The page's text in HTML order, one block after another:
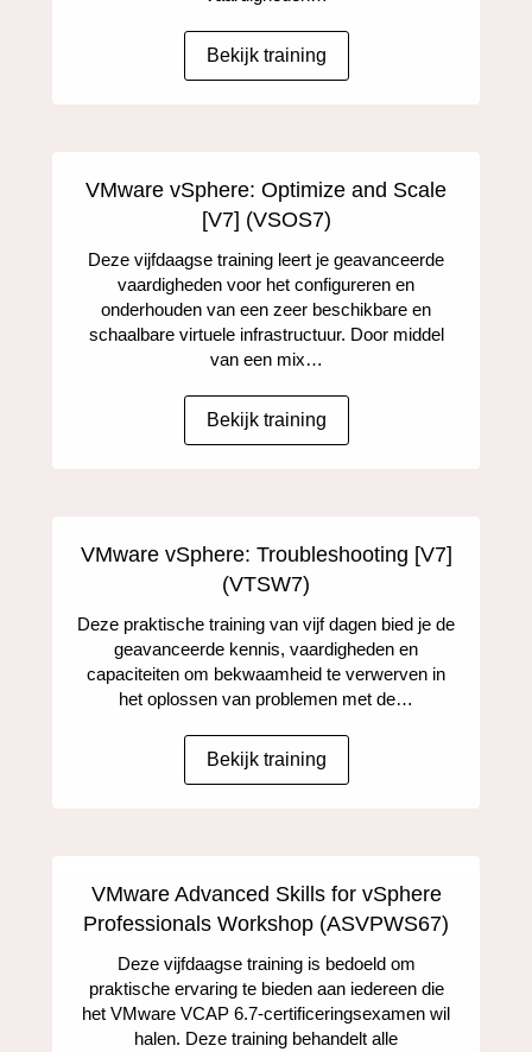
Bekijk training
VMware vSphere: Optimize and Scale
[V7] (VSOS7)
Deze vijfdaagse training leert je geavanceerde
vaardigheden voor het configureren en
onderhouden van een zeer beschikbare en
schaalbare virtuele infrastructuur. Door middel
van een mix…
Bekijk training
VMware vSphere: Troubleshooting [V7]
(VTSW7)
Deze praktische training van vijf dagen bied je de
geavanceerde kennis, vaardigheden en
capaciteiten om bekwaamheid te verwerven in
het oplossen van problemen met de…
Bekijk training
VMware Advanced Skills for vSphere
Professionals Workshop (ASVPWS67)
Deze vijfdaagse training is bedoeld om
praktische ervaring te bieden aan iedereen die
het VMware VCAP 6.7-certificeringsexamen wil
halen. Deze training behandelt alle